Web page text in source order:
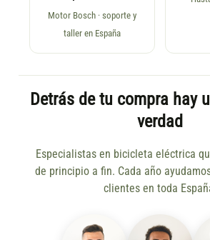
Motor Bosch · soporte y
taller en España
Detrás de tu compra hay
verdad
Especialistas en bicicleta eléctrica
de principio a fin. Cada año
clientes en toda